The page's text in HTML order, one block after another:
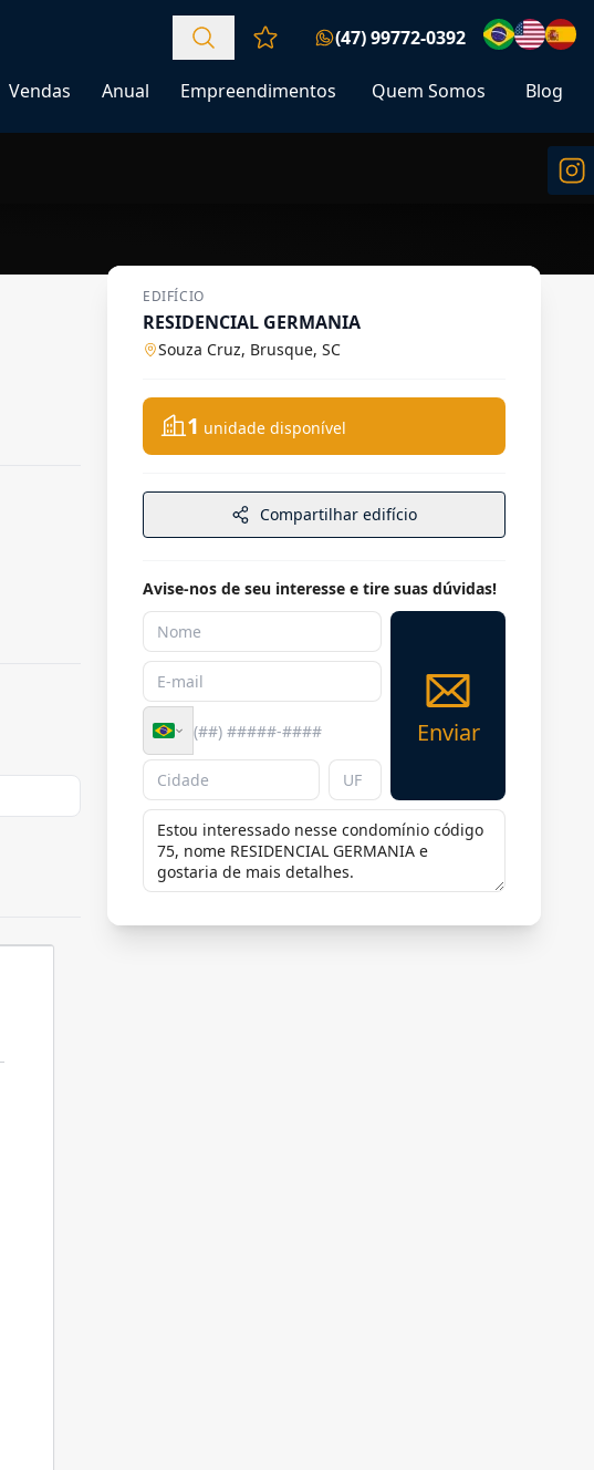
Favoritos (0 itens)
(47) 99772-0392
Vendas Anual Empreendimentos Quem Somos Blog
EDIFÍCIO
RESIDENCIAL GERMANIA
Souza Cruz, Brusque, SC
1 unidade disponível
Compartilhar edifício
Avise-nos de seu interesse e tire suas dúvidas!
Enviar